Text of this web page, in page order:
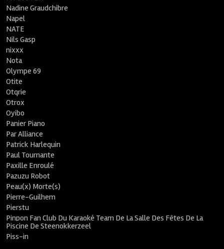
Nadine Graudchibre
Napel
NATE
Nils Gasp
nixxx
Nota
Olympe 69
Otite
Otqrie
Otrox
Oyibo
Panier Piano
Par Alliance
Patrick Harlequin
Paul Tournante
Paxille Enroulé
Pazuzu Robot
Peau(x) Morte(s)
Pierre-Guilhem
Pierstu
Pinpon Fan Club Du Karaoké Team De La Salle Des Fêtes De La
Piscine De Steenokkerzeel
Piss-in